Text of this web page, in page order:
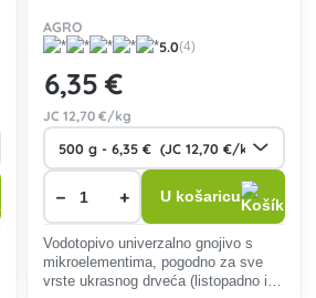
AGRO
5.0(4)
6,35 €
JC12,70 €/kg
− + U košaricu
Vodotopivo univerzalno gnojivo s
mikroelementima, pogodno za sve
vrste ukrasnog drveća (listopadno i